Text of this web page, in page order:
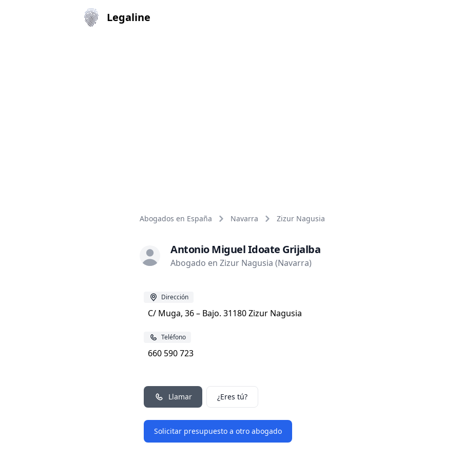
Legaline
Abogados en España Navarra Zizur Nagusia
Antonio Miguel Idoate Grijalba
Abogado en Zizur Nagusia (Navarra)
Dirección
C/ Muga, 36 – Bajo. 31180 Zizur Nagusia
Teléfono
660 590 723
Llamar ¿Eres tú?
Solicitar presupuesto a otro abogado